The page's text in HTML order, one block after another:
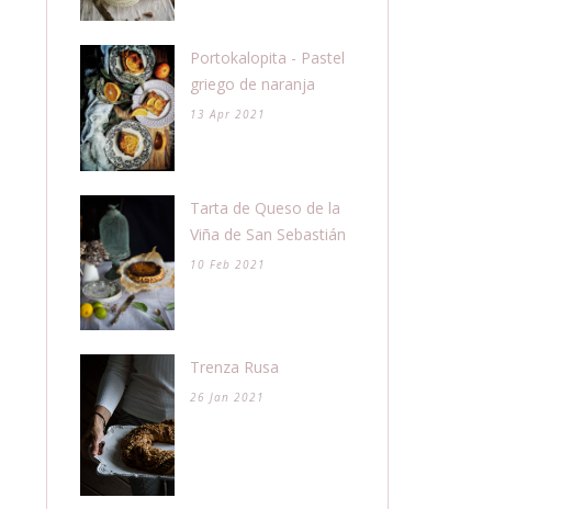
Portokalopita - Pastel
griego de naranja
13 Apr 2021
Tarta de Queso de la
Viña de San Sebastián
10 Feb 2021
Trenza Rusa
26 Jan 2021